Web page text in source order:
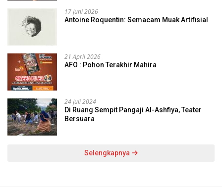
17 Juni 2026
Antoine Roquentin: Semacam Muak Artifisial
21 April 2026
AFO : Pohon Terakhir Mahira
24 Juli 2024
Di Ruang Sempit Pangaji Al-Ashfiya, Teater
Bersuara
Selengkapnya